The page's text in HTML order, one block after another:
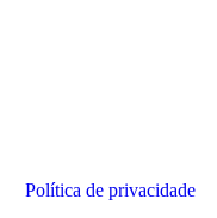
Política de privacidade